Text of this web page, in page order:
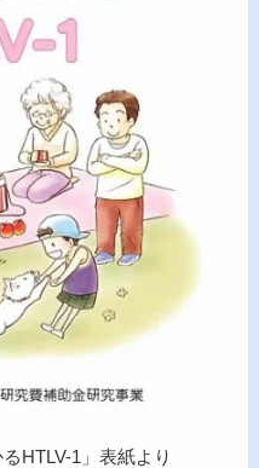
HTLV-1」表紙より